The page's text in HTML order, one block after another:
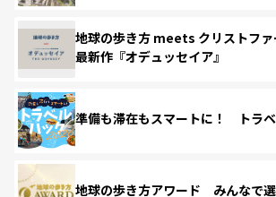
地球の歩き方 meets クリストフ
最新作『オデュッセイア』
準備も滞在もスマートに！ トラ
地球の歩き方アワード みんなで選